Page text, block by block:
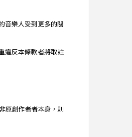
音樂人受到更多的關
違反本條款者將取註
原創作者者本身，則